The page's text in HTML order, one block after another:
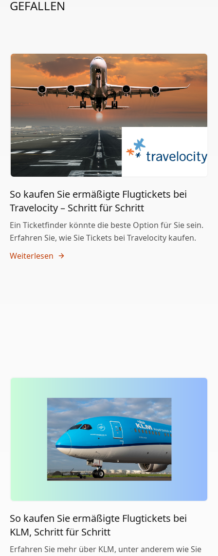
GEFALLEN
So kaufen Sie ermäßigte Flugtickets bei
Travelocity – Schritt für Schritt
Ein Ticketfinder könnte die beste Option für Sie sein.
Erfahren Sie, wie Sie Tickets bei Travelocity kaufen.
Weiterlesen
So kaufen Sie ermäßigte Flugtickets bei
KLM, Schritt für Schritt
Erfahren Sie mehr über KLM, unter anderem wie Sie